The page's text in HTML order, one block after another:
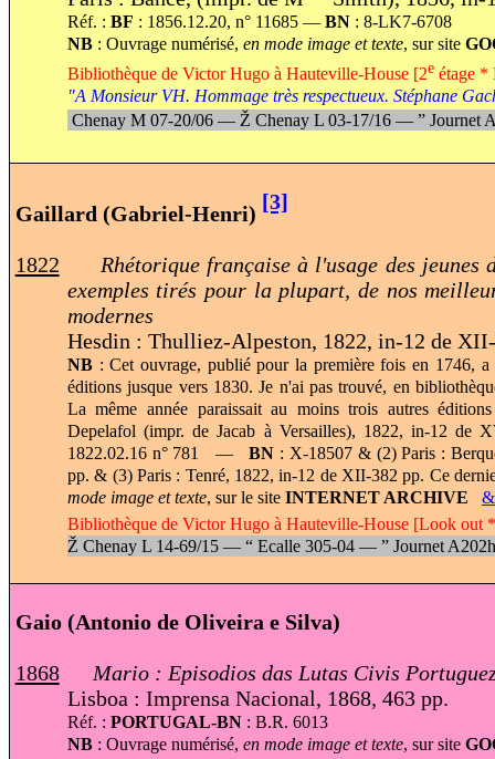
Réf. : BF : 1856.12.20, n° 11685 — BN: 8-LK7-6708
NB: Ouvrage numérisé, en mode image et texte, sur site
Bibliothèque de Victor Hugo à Hauteville-House [2eétage *
"A Monsieur VH. Hommage très respectueux. Stéphane
Chenay M 07-20/06 — Ž Chenay L 03-17/16 — ”Journet
Gaillard (Gabriel-Henri) [3]
1822
Rhétorique française à l'usage des jeunes
exemples tirés pour la plupart, de nos
modernes
Hesdin : Thulliez-Alpeston, 1822, in-12 de
NB: Cet ouvrage, publié pour la première fois en 1746, a
éditions jusque vers 1830. Je n'ai pas trouvé, en
La même année paraissait au moins trois autres
Depelafol (impr. de Jacab à Versailles), 1822, in-12
1822.02.16 n° 781 —BN : X-18507 & (2) Paris :
pp. & (3) Paris : Tenré, 1822, in-12 de XII-382 pp. Ce
mode image et texte, sur le site INTERNET ARCHIVE
&
Bibliothèque de Victor Hugo à Hauteville-House [Look out
Ž Chenay L 14-69/15 — “Ecalle 305-04 — ”Journet A202h
Gaio (Antonio de Oliveira e Silva)
1868
Mario : Episodios das Lutas Civis
Lisboa : Imprensa Nacional, 1868, 463 pp.
Réf. : PORTUGAL-BN: B.R. 6013
NB: Ouvrage numérisé, en mode image et texte, sur site